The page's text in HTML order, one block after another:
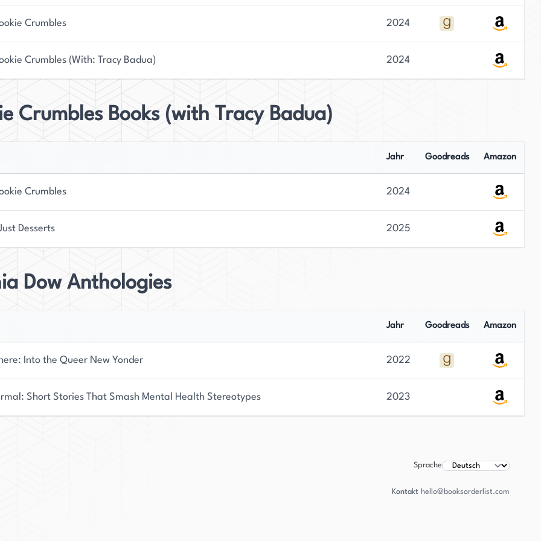
bleibt Dow bescheiden und ihrer Familie
Tanzpartys zu veranstalten, kostbare
Crumbles 2024
Crumbles (With: Tracy Badua) 2024
Crumbles Books (with Tracy Badua)
Jahr Goodreads Amazon
Crumbles 2024
Desserts 2025
Dow Anthologies
Jahr Goodreads Amazon
Into the Queer New Yonder 2022
Short Stories That Smash Mental Health Stereotypes 2023
Sprache
Kontakt hello@booksorderlist.com